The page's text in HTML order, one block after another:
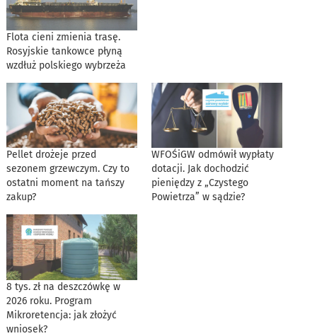
Flota cieni zmienia trasę.
Rosyjskie tankowce płyną
wzdłuż polskiego wybrzeża
Pellet drożeje przed
sezonem grzewczym. Czy to
ostatni moment na tańszy
zakup?
WFOŚiGW odmówił wypłaty
dotacji. Jak dochodzić
pieniędzy z „Czystego
Powietrza” w sądzie?
8 tys. zł na deszczówkę w
2026 roku. Program
Mikroretencja: jak złożyć
wniosek?